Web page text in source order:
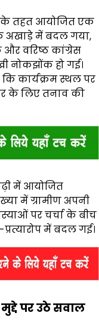
के तहत आयोजित एक
अखाड़े में बदल गया,
वरिष्ठ कांग्रेस
नोकझोंक हो गई।
कार्यक्रम स्थल पर
के लिए तनाव की
में आयोजित
में ग्रामीण अपनी
पर चर्चा के बीच
में बदल गई।
पर उठे सवाल